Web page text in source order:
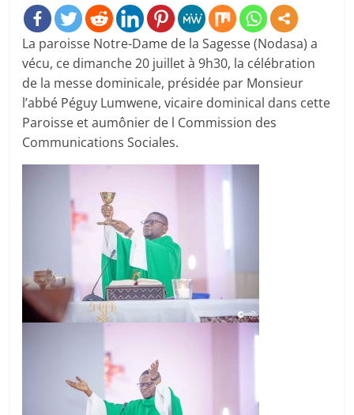
La paroisse Notre-Dame de la Sagesse (Nodasa) a
vécu, ce dimanche 20 juillet à 9h30, la célébration
de la messe dominicale, présidée par Monsieur
l’abbé Péguy Lumwene, vicaire dominical dans cette
Paroisse et aumônier de l Commission des
Communications Sociales.